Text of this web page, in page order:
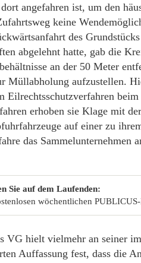
angefahren ist, um den
keine
des
abgelehnt hatte, gab die
an der 50 Meter
Müllabholung aufzustellen.
Eilrechtsschutzverfahren
erhoben sie Klage mit
auf einer zu
das Sammelunternehmen
Sie auf dem Laufenden:
wöchentlichen
VG hielt vielmehr an seiner
Auffassung fest, dass die